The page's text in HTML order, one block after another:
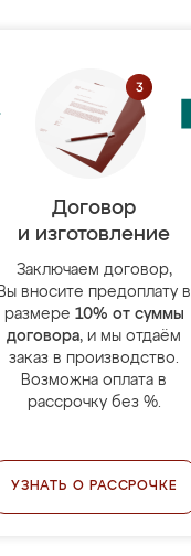
Договор
и изготовление
Заключаем договор,
Вы вносите предоплату в
размере 10% от суммы
договора, и мы отдаём
заказ в производство.
Возможна оплата в
рассрочку без %.
УЗНАТЬ О РАССРОЧКЕ